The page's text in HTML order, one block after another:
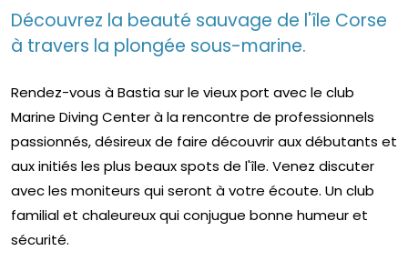
Découvrez la beauté sauvage de l'île Corse
à travers la plongée sous-marine.
Rendez-vous à Bastia sur le vieux port avec le club
Marine Diving Center à la rencontre de professionnels
passionnés, désireux de faire découvrir aux débutants et
aux initiés les plus beaux spots de l'île. Venez discuter
avec les moniteurs qui seront à votre écoute. Un club
familial et chaleureux qui conjugue bonne humeur et
sécurité.